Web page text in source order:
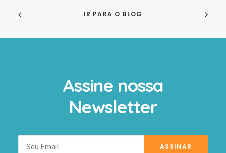
IR PARA O BLOG
Assine nossa
Newsletter